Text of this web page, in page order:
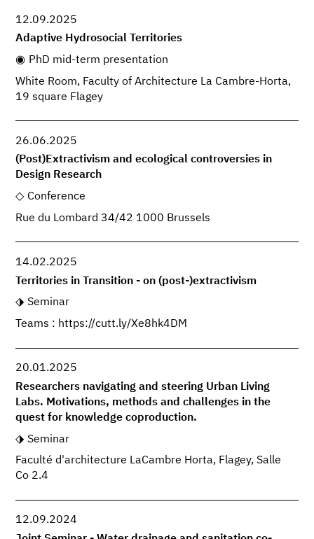
12.09.2025
Adaptive Hydrosocial Territories
PhD mid-term presentation
White Room, Faculty of Architecture La Cambre-Horta,
19 square Flagey
26.06.2025
(Post)Extractivism and ecological controversies in
Design Research
Conference
Rue du Lombard 34/42 1000 Brussels
14.02.2025
Territories in Transition - on (post-)extractivism
Seminar
Teams : https://cutt.ly/Xe8hk4DM
20.01.2025
Researchers navigating and steering Urban Living
Labs. Motivations, methods and challenges in the
quest for knowledge coproduction.
Seminar
Faculté d'architecture LaCambre Horta, Flagey, Salle
Co 2.4
12.09.2024